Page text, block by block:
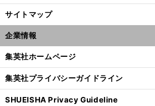
サイトマップ
企業情報
集英社ホームページ
集英社プライバシーガイドライン
SHUEISHA Privacy Guideline